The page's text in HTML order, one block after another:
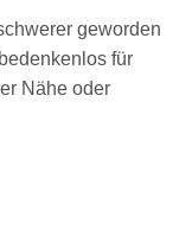
geworden
für
Nähe oder